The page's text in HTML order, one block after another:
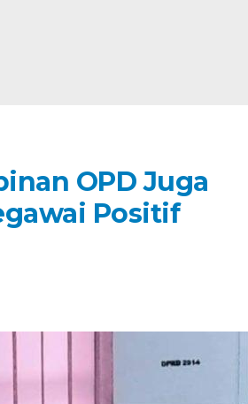
OPD Juga
Positif